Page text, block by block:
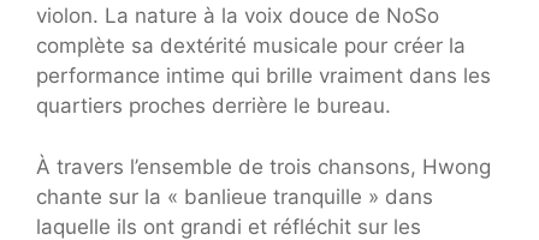
violon. La nature à la voix douce de NoSo
complète sa dextérité musicale pour créer la
performance intime qui brille vraiment dans les
quartiers proches derrière le bureau.
À travers l’ensemble de trois chansons, Hwong
chante sur la « banlieue tranquille » dans
laquelle ils ont grandi et réfléchit sur les